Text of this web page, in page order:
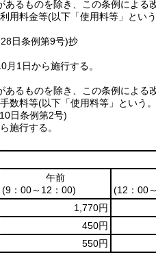
あるものを除き、この条例による
用料金等(以下「使用料等」とい
日条例第9号)抄
月1日から施行する。
あるものを除き、この条例による
数料等(以下「使用料等」という
日条例第2号)
施行する。
午前
(9：00～12：00)
(12：00
1,770円
450円
550円